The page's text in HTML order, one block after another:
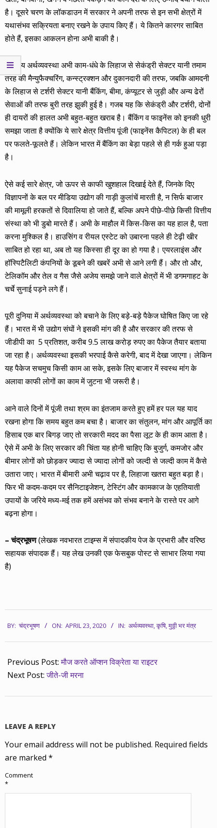
है। दूसरे चरण के लॉकडाउन में सरकार ने अपनी तरफ से इन सभी क्षेत्रों में
यथासंभव सक्रियता बनाए रखने के उपाय किए हैं। ये कितने कारगर साबित
होते हैं, इसका आकलन होना अभी बाकी है।
भारतीय अर्थव्यवस्था अभी काम-धंधे के लिहाज से सेकंड्री सेक्टर यानी तमाम
तरह की मैन्युफैक्चरिंग, कन्स्ट्रक्शन और दुकानदारी की तरफ, जबकि आमदनी
के लिहाज से टर्शरी सेक्टर यानी बैंकिंग, बीमा, कंप्यूटर से जुड़ी और अन्य ढेरों
सेवाओं की तरफ बुरी तरह झुकी हुई है। गजब यह कि सेकंड्री और टर्शरी, दोनों
ही दायरों की हालत अभी बहुत-बहुत खराब है। बैंकिंग व फाइनेंस को इनकी धुरी
समझा जाता है क्योंकि ये सारे क्षेत्र वित्तीय पूंजी (फाइनेंस कैपिटल) के ही बल
पर फलते-फूलते हैं। लेकिन भारत में बैंकिंग का बेड़ा पहले से ही गर्क हुआ पड़ा
है।
ऐसे कई सारे क्षेत्र, जो ऊपर से काफी खुशहाल दिखाई देते हैं, जिनके दिए
विज्ञापनों के बल पर मीडिया उद्योग की गाड़ी कुलांचें मारती है, न सिर्फ बाजार
की मामूली हरकतों से दिवालिया हो जाते हैं, बल्कि अपने पीछे-पीछे किसी वित्तीय
संस्था को भी डुबो मारते हैं। अभी के माहौल में किस-किस का यह हाल है, पता
करना मुश्किल है। हाउसिंग व रीयल एस्टेट को उबारना पहले ही टेढ़ी खीर
साबित हो रहा था, अब तो यह किस्सा ही दूर का हो गया है। एयरलाइंस और
हॉस्पिटैलिटी कंपनियों के डूबने की खबरें अभी से आने लगी हैं। और तो और,
टेलिकॉम और तेल व गैस जैसे अजेय समझे जाने वाले क्षेत्रों में भी डगमगाहट के
चर्चे सुनाई पड़ने लगे हैं।
पूरी दुनिया में अर्थव्यवस्था को बचाने के लिए बड़े-बड़े पैकेज घोषित किए जा रहे
हैं। भारत में भी उद्योग संघों ने इसकी मांग की है और सरकार की तरफ से
जीडीपी का 5 प्रतिशत, करीब 9.5 लाख करोड़ रुपए का पैकेज तैयार बताया
जा रहा है। अर्थव्यवस्था इसकी भरपाई कैसे करेगी, बाद में देखा जाएगा। लेकिन
यह पैकेज सचमुच किसी काम आ सके, इसके लिए बाजार में स्वस्थ मांग के
अलावा काफी लोगों का काम में जुटना भी जरूरी है।
आने वाले दिनों में पूंजी तथा श्रम का इंतजाम करते हुए हमें हर पल यह याद
रखना होगा कि समय बहुत कम बचा है। बाजार का संतुलन, मांग और आपूर्ति का
हिसाब एक बार बिगड़ जाए तो सरकारी मदद का पैसा लूट के ही काम आता है।
ऐसे में अभी के लिए सरकार की चिंता यह होनी चाहिए कि बुजुर्ग, कमजोर और
बीमार लोगों को छोड़कर ज्यादा से ज्यादा लोगों को जल्दी से जल्दी काम में कैसे
उतारा जाए। भारत में बीमारी अभी चढ़ाव पर है, लिहाजा खतरा बहुत बड़ा है।
फिर भी कदम-कदम पर सैनिटाइजेशन, टेस्टिंग और कामकाज के एहतियाती
उपायों के जरिये मध्य-मई तक हमें असंभव को संभव बनाने के रास्ते पर आगे
बढ़ना होगा।
– चंद्रभूषण(लेखक नवभारत टाइम्स में संपादकीय पेज के प्रभारी और वरिष्ठ
सहायक संपादक हैं। यह लेख उनकी एक फेसबुक पोस्ट से साभार लिया गया
है)
04-
23
BY: चंद्रभूषण ON: APRIL 23, 2020 IN: अर्थव्यवस्था,कृषि,मुठ्ठी भर मंत्र
Previous Post:मौज करते ऑप्शन विक्रेता या राइटर
Next Post:जीते-जी मरना
LEAVE A REPLY
Your email address will not be published. Required fields
are marked *
Comment
*